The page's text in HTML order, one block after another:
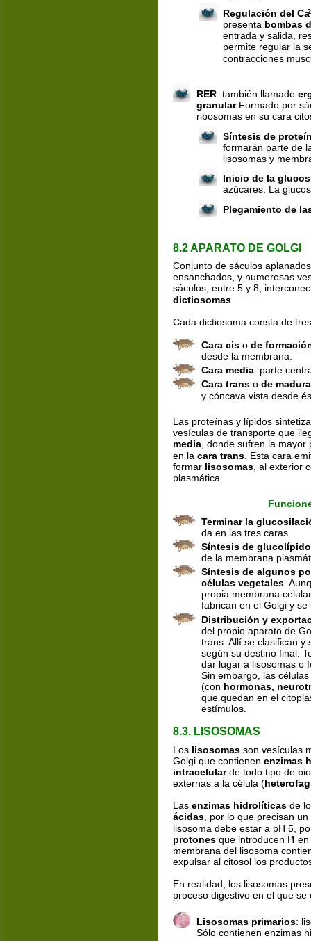
Regulación del Ca
presenta bombas
entrada y salida,
permite regular la
contracciones
RER: también llamado
granular Formado por
ribosomas en su cara
Síntesis de
formarán parte de
lisosomas y
Inicio de la
azúcares. La
Plegamiento de
8.2 APARATO DE GOLGI
Conjunto de sáculos
ensanchados, y numerosas
sáculos, entre 5 y 8,
dictiosomas
Cada dictiosoma consta de
Cara cis o de
desde la membrana.
Cara media: parte
Cara trans o de
y cóncava vista desde
Las proteínas y lípidos
vesículas de transporte que
media, donde sufren la
en la cara trans . Esta cara
formar lisosomas , al exterior
plasmática.
Terminar la
da en las tres caras.
Síntesis de
de la membrana
Síntesis de algunos
células vegetales.
propia membrana
fabrican en el Golgi y
Distribución y
del propio aparato de
trans. Allí se clasifican
según su destino final.
dar lugar a lisosomas o
Sin embargo, las
(con hormonas,
que quedan en el
estímulos.
8.3. LISOSOMAS
Los lisosomas son vesículas
Golgi que contienen enzimas
intracelular de todo tipo de
externas a la célula (
Las enzimas hidrolíticas de
ácidas, por lo que precisan
lisosoma debe estar a pH 5,
protones que introducen H
+ en
membrana del lisosoma
expulsar al citosol los
En realidad, los lisosomas
proceso digestivo en el que se
Lisosomas primarios:
Sólo contienen enzimas